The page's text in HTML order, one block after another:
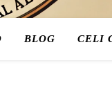
BLOG CELI